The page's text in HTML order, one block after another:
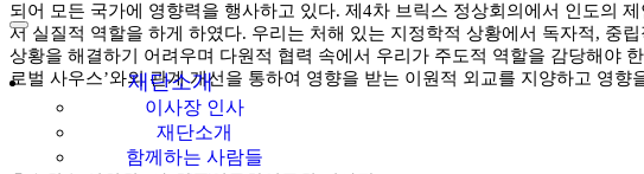
재단소개
이사장 인사
재단소개
함께하는 사람들
되어 모든 국가에 영향력을 행사하고 있다. 제4차 브릭스 정상회의에서 인도의
서 실질적 역할을 하게 하였다. 우리는 처해 있는 지정학적 상황에서 독자적, 중
상황을 해결하기 어려우며 다원적 협력 속에서 우리가 주도적 역할을 감당해야
로벌 사우스’와의 관계 개선을 통하여 영향을 받는 이원적 외교를 지양하고 영